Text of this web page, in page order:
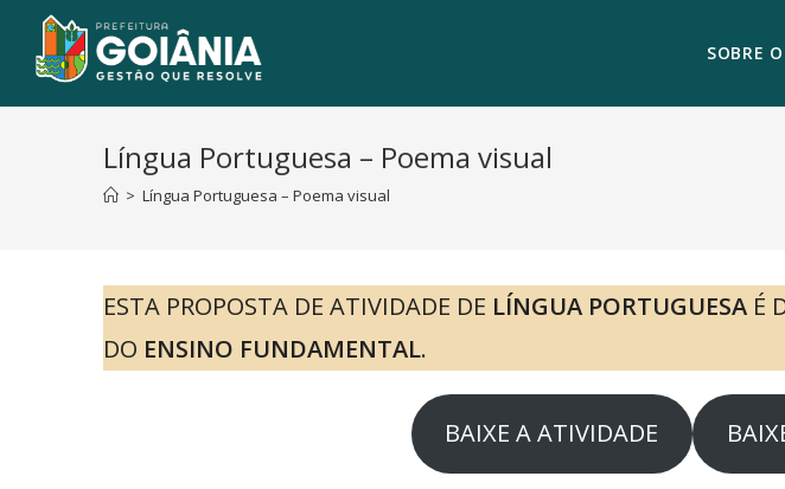
SOBRE
Língua Portuguesa – Poema visual
> Língua Portuguesa – Poema visual
ESTA PROPOSTA DE ATIVIDADE DE LÍNGUA PORTUGUESA É
DO ENSINO FUNDAMENTAL.
BAIXE A ATIVIDADE